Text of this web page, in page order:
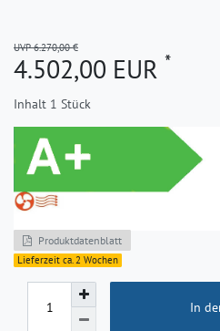
UVP 6.270,00 €
4.502,00 EUR *
Inhalt 1 Stück
Produktdatenblatt
Lieferzeit ca. 2 Wochen
In